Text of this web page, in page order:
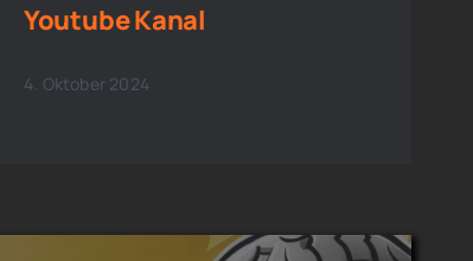
Youtube Kanal
4. Oktober 2024